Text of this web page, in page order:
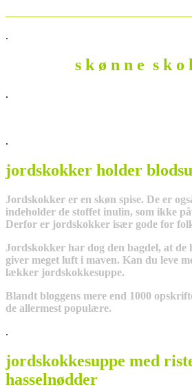
.
s k ø n n e s k o
.
.
jordskokker holder
Jordskokker er en skøn spise. De er
indeholder de stoffet inulin, som ikke
Derfor er jordskokker især gode for
Jordskokker har dog den bagdel, at de
giver meget luft i maven. Kan du leve
lækker jordskokkesuppe.
Blandt bloggens mere end 1000
de allermest populære.
.
jordskokkesuppe med
hasselnødder